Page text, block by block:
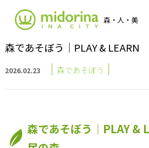
伊那市森林
森・人・美
森JOY
森のマルシェ
たき火の日 あそびと学
森であそぼう｜PLAY & LEARN
2026.02.23 森であそぼう
森であそぼう｜PLAY &